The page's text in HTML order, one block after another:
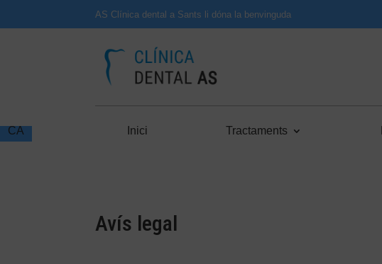
AS Clínica dental a Sants li dóna la benvinguda
Inici Tractaments
ES
CA
Avís legal